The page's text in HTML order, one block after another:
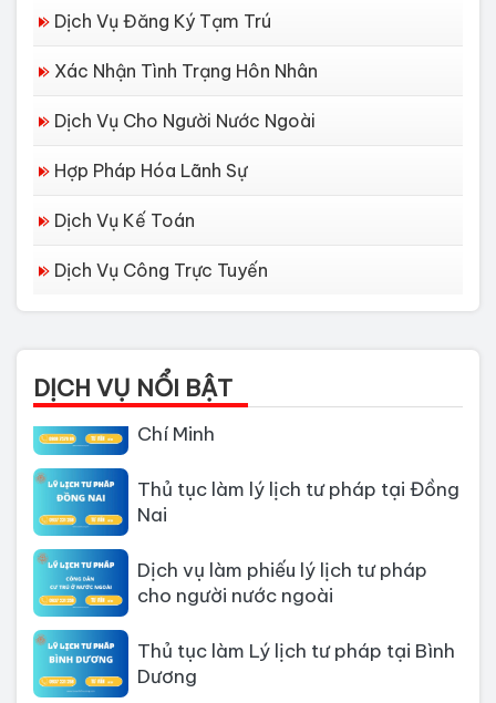
Dịch Vụ Đăng Ký Tạm Trú
Xác Nhận Tình Trạng Hôn Nhân
Dịch Vụ Cho Người Nước Ngoài
Hợp Pháp Hóa Lãnh Sự
Dịch Vụ Kế Toán
Dịch Vụ Công Trực Tuyến
DỊCH VỤ NỔI BẬT
Dịch vụ làm Lý lịch tư pháp tại Đà
Thủ tục làm Lý Lịch Tư Pháp tại Hồ
Chí Minh
Thủ tục làm lý lịch tư pháp tại Đồng
Nai
Dịch vụ làm phiếu lý lịch tư pháp
cho người nước ngoài
Thủ tục làm Lý lịch tư pháp tại Bình
Dương